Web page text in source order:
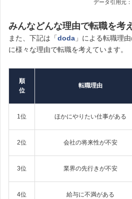
データ引用元：
みんなどんな理由で転職を考
また、下記は「doda 」による転職理
に様々な理由で転職を考えています。
順
位
転職理由
1位 ほかにやりたい仕事がある
2位 会社の将来性が不安
3位 業界の先行きが不安
4位 給与に不満がある